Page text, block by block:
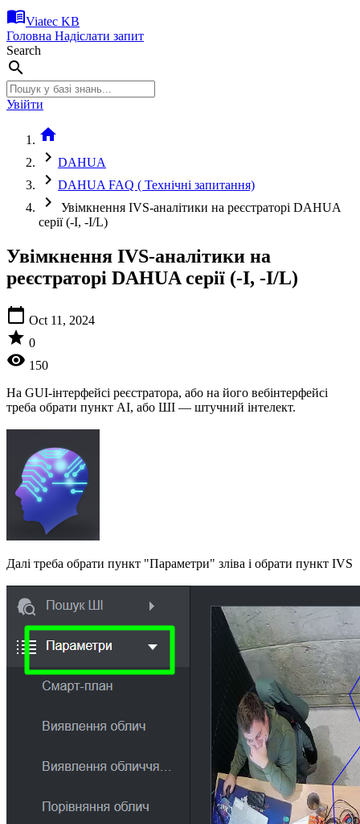
menu_bookViatec KB
Головна Надіслати запит
Search
search
Увійти
home
chevron_right DAHUA
chevron_right DAHUA FAQ ( Технічні запитання)
chevron_right
Увімкнення IVS-аналітики на реєстраторі DAHUA
серії (-I, -I/L)
Увімкнення IVS-аналітики на
реєстраторі DAHUA серії (-I, -I/L)
calendar_today Oct 11, 2024
star 0
visibility 150
На GUI-інтерфейсі реєстратора, або на його вебінтерфейсі
треба обрати пункт AI, або ШІ — штучний інтелект.
Далі треба обрати пункт "Параметри" зліва і обрати пункт IVS